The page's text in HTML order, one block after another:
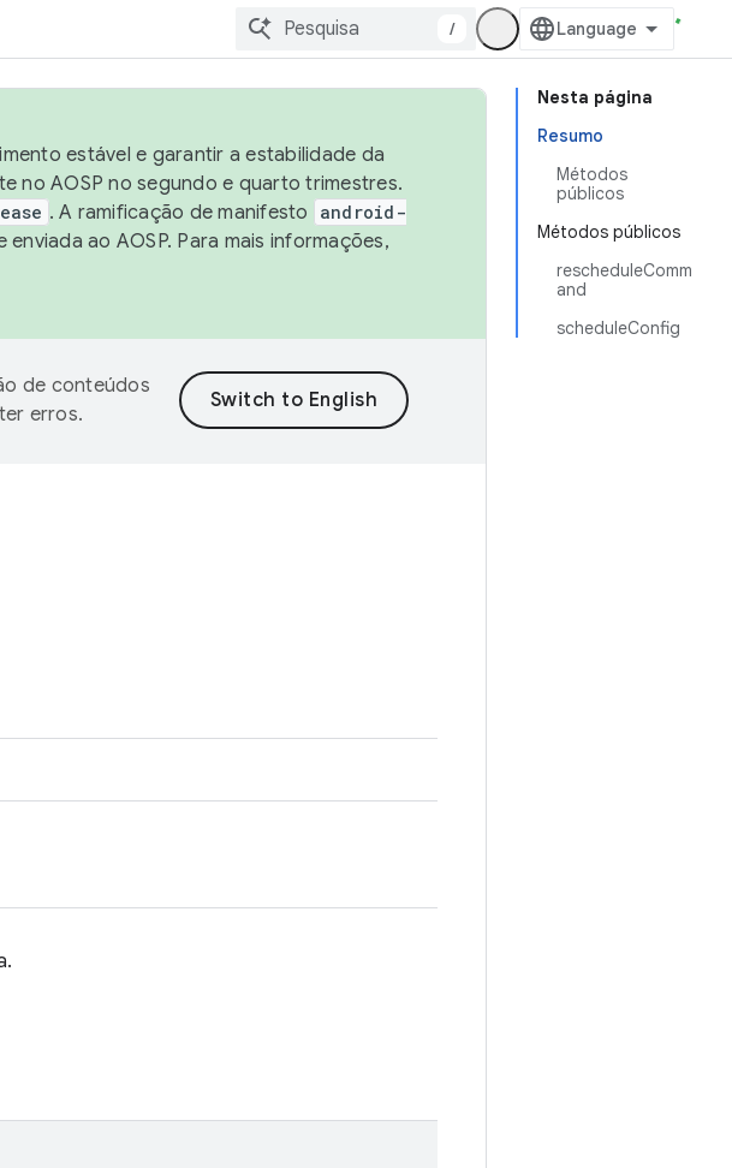
/
Nesta página
Resumo
Métodos
públicos
Métodos públicos
rescheduleComm
and
scheduleConfig
estável e garantir a estabilidade da
no AOSP no segundo e quarto trimestres.
. A ramificação de manifesto
android-
ao AOSP. Para mais informações,
de conteúdos
erros.